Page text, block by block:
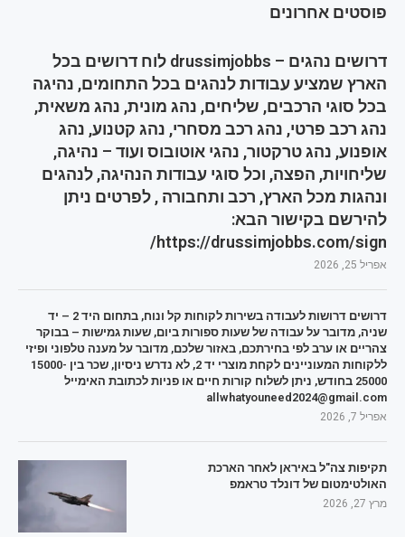
פוסטים אחרונים
דרושים נהגים – drussimjobbs לוח דרושים בכל
הארץ שמציע עבודות לנהגים בכל התחומים, נהיגה
בכל סוגי הרכבים, שליחים, נהג מונית, נהג משאית,
נהג רכב פרטי, נהג רכב מסחרי, נהג קטנוע, נהג
אופנוע, נהג טרקטור, נהגי אוטובוס ועוד – נהיגה,
שליחויות, הפצה, וכל סוגי עבודות הנהיגה, לנהגים
ונהגות מכל הארץ, רכב ותחבורה , לפרטים ניתן
להירשם בקישור הבא:
https://drussimjobbs.com/sign/
אפריל 25, 2026
דרושים דרושות לעבודה בשירות לקוחות קל ונוח, בתחום היד 2 – יד
שניה, מדובר על עבודה של שעות ספורות ביום, שעות גמישות – בבוקר
צהריים או ערב לפי בחירתכם, באזור שלכם, מדובר על מענה טלפוני ופיזי
ללקוחות המעוניינים לקחת מוצרי יד 2, לא נדרש ניסיון, שכר בין 15000-
25000 בחודש, ניתן לשלוח קורות חיים או פניות לכתובת האימייל
allwhatyouneed2024@gmail.com
אפריל 7, 2026
תקיפות צה"ל באיראן לאחר הארכת
האולטימטום של דונלד טראמפ
מרץ 27, 2026